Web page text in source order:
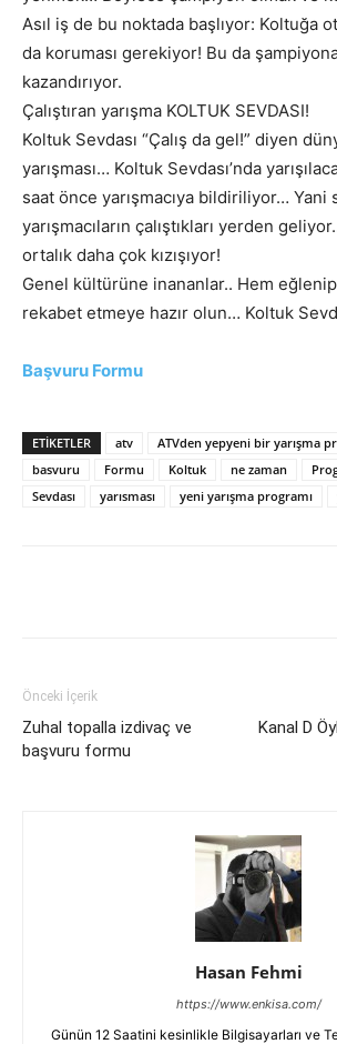
Asıl iş de bu noktada başlıyor: Koltuğa
da koruması gerekiyor! Bu da
kazandırıyor.
Çalıştıran yarışma KOLTUK SEVDASI!
Koltuk Sevdası “Çalış da gel!” diyen
yarışması… Koltuk Sevdası’nda
saat önce yarışmacıya bildiriliyor… Yani
yarışmacıların çalıştıkları yerden
ortalık daha çok kızışıyor!
Genel kültürüne inananlar.. Hem eğlenip
rekabet etmeye hazır olun… Koltuk
Başvuru Formu
ETIKETLER atv ATVden yepyeni bir yarışma
basvuru
Formu Koltuk ne zaman
Sevdası
yarısması yeni yarışma programı
Önceki İçerik
Zuhal topalla izdivaç ve
başvuru formu
Kanal D
Hasan Fehmi
https://www.enkisa.com/
Günün 12 Saatini kesinlikle Bilgisayarları ve